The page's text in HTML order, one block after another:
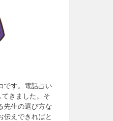
です。電話占い
きました。そ
先生の選び方な
伝えできればと